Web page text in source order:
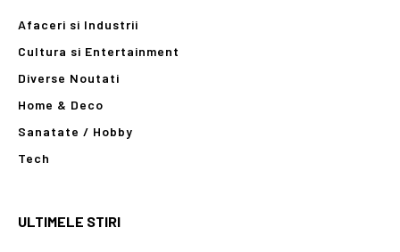
Afaceri si Industrii
Cultura si Entertainment
Diverse Noutati
Home & Deco
Sanatate / Hobby
Tech
ULTIMELE STIRI